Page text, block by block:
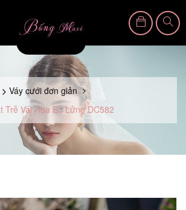
Váy cưới đơn giản
Trễ Vai Hoa Eo Lửng DC582